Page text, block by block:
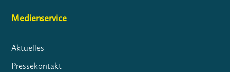
Medienservice
Aktuelles
Pressekontakt